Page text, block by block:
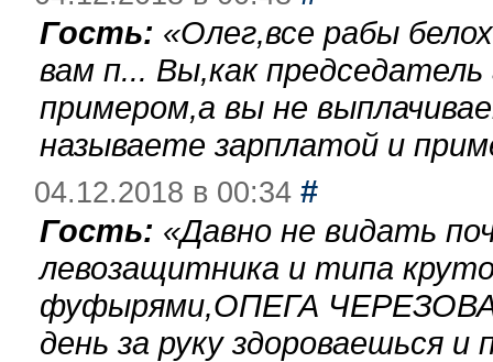
Гость: «Олег,все рабы
вам п... Вы,как
примером,а вы не
называете зарплатой и
04.12.2018 в 00:34 #
Гость: «Давно не видать
левозащитника и типа
фуфырями,ОПЕГА
день за руку здороваешься